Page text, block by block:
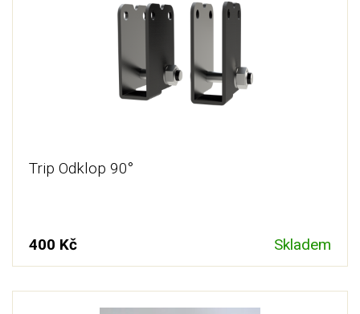
Trip Odklop 90°
400 Kč Skladem